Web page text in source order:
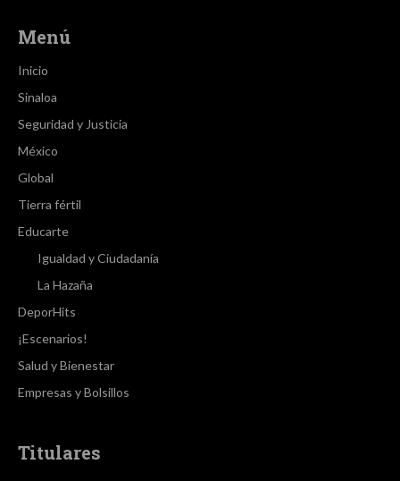
Menú
Inicio
Sinaloa
Seguridad y Justicia
México
Global
Tierra fértil
Educarte
Igualdad y Ciudadanía
La Hazaña
DeporHits
¡Escenarios!
Salud y Bienestar
Empresas y Bolsillos
Titulares